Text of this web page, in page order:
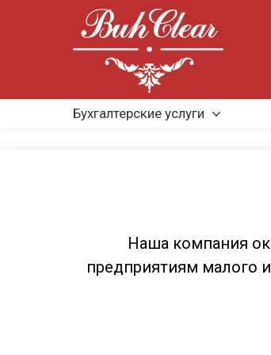
Бухгалтерские услуги
Наша компания
предприятиям малого